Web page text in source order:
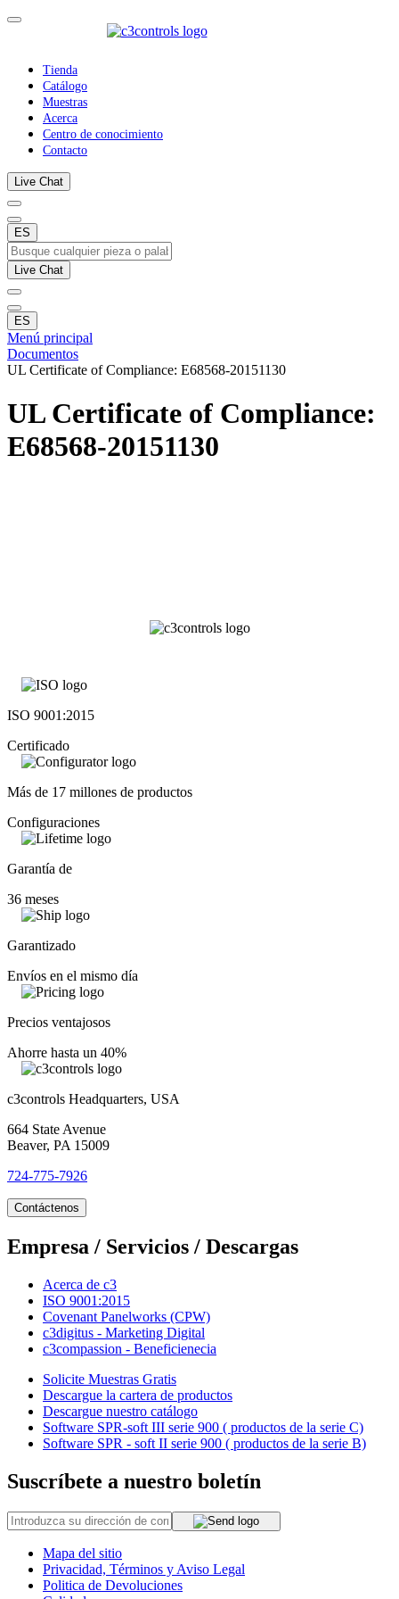
Tienda
Catálogo
Muestras
Acerca
Centro de conocimiento
Contacto
Live Chat
ES
Live Chat
ES
Menú principal
Documentos
UL Certificate of Compliance: E68568-20151130
UL Certificate of Compliance:
E68568-20151130
ISO 9001:2015
Certificado
Más de 17 millones de productos
Configuraciones
Garantía de
36 meses
Garantizado
Envíos en el mismo día
Precios ventajosos
Ahorre hasta un 40%
c3controls Headquarters, USA
664 State Avenue
Beaver, PA 15009
724-775-7926
Contáctenos
Empresa / Servicios / Descargas
Acerca de c3
ISO 9001:2015
Covenant Panelworks (CPW)
c3digitus - Marketing Digital
c3compassion - Beneficienecia
Solicite Muestras Gratis
Descargue la cartera de productos
Descargue nuestro catálogo
Software SPR-soft III serie 900 ( productos de la serie C)
Software SPR - soft II serie 900 ( productos de la serie B)
Suscríbete a nuestro boletín
Mapa del sitio
Privacidad, Términos y Aviso Legal
Politica de Devoluciones